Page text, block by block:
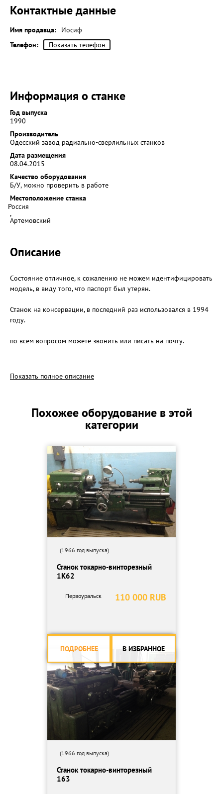
Контактные данные
Имя продавца:
Иосиф
Телефон:
Показать телефон
Информация о станке
Год выпуска
1990
Производитель
Одесский завод радиально-сверлильных станков
Дата размещения
08.04.2015
Качество оборудования
Б/У, можно проверить в работе
Местоположение станка
Россия
,
Артемовский
Описание
Состояние отличное, к сожалению не можем идентифицировать
модель, в виду того, что паспорт был утерян.
Станок на консервации, в последний раз использовался в 1994
году.
по всем вопросом можете звонить или писать на почту.
- вертикально-сверлильный станок 2А125
- наждак
Все станки в рабочем состоянии.
Если заберете все станки оптом цена будет 350 000 за все и
погрузка в вашу машину за наш счет.
Показать полное описание
Похожее оборудование в этой
категории
(1966 год выпуска)
Станок токарно-винторезный
1К62
110 000 RUB
Первоуральск
ПОДРОБНЕЕ В ИЗБРАННОЕ
(1966 год выпуска)
Станок токарно-винторезный
163